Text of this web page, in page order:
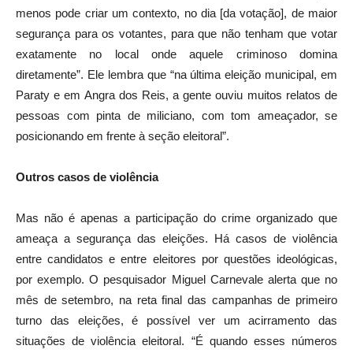
menos pode criar um contexto, no dia [da votação], de maior
segurança para os votantes, para que não tenham que votar
exatamente no local onde aquele criminoso domina
diretamente”. Ele lembra que “na última eleição municipal, em
Paraty e em Angra dos Reis, a gente ouviu muitos relatos de
pessoas com pinta de miliciano, com tom ameaçador, se
posicionando em frente à seção eleitoral”.
Outros casos de violência
Mas não é apenas a participação do crime organizado que
ameaça a segurança das eleições. Há casos de violência
entre candidatos e entre eleitores por questões ideológicas,
por exemplo. O pesquisador Miguel Carnevale alerta que no
mês de setembro, na reta final das campanhas de primeiro
turno das eleições, é possível ver um acirramento das
situações de violência eleitoral. “É quando esses números